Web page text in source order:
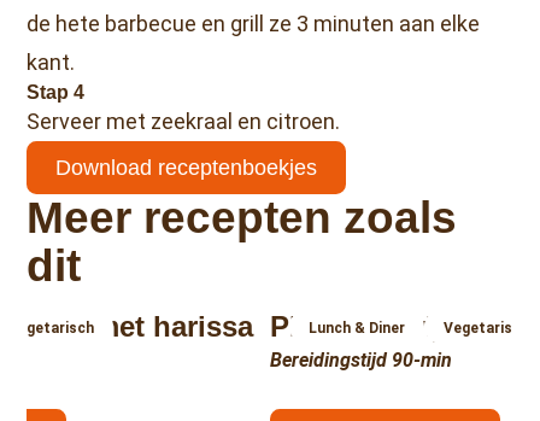
de hete barbecue en grill ze 3 minuten aan elke
kant.
Stap 4
Serveer met zeekraal en citroen.
Download receptenboekjes
Meer recepten zoals
dit
met harissa
Vegetarisch Pizza met vijgen
Bereidingstijd 90-min
Lunch & Diner Vegetarisch